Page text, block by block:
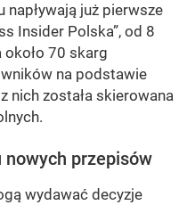
już pierwsze
Insider Polska”, od 8
70 skarg
na podstawie
nich została skierowana
przepisów
wydawać decyzje